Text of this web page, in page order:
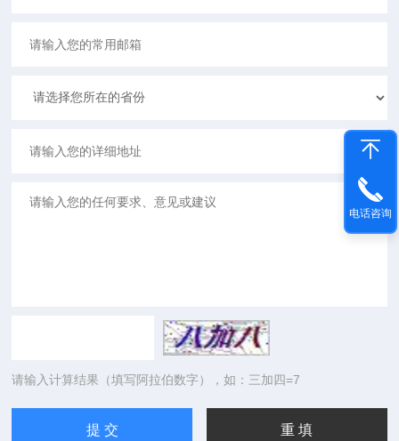
请输入计算结果（填写阿拉伯数字），如：三加四=7
电话咨询